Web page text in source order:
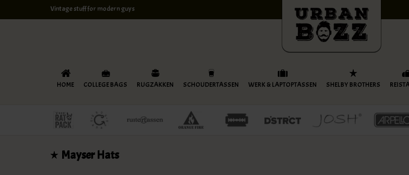
Vintage stuff for modern guys
HOME COLLEGE BAGS RUGZAKKEN SCHOUDERTASSEN WERK & LAPTOPTASSEN SHELBY BROTHERS
Mayser Hats